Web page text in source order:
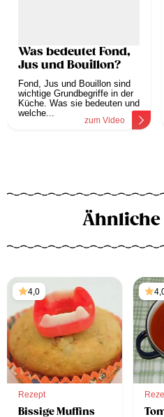
Was bedeutet Fond,
Jus und Bouillon?
Fond, Jus und Bouillon sind
wichtige Grundbegriffe in der
Küche. Was sie bedeuten und
welche...
zum Video
Ähnliche
4,0
Rezept
Bissige Muffins